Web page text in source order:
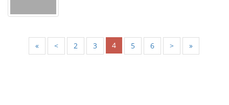
« < 2 3 4 5 6 > »